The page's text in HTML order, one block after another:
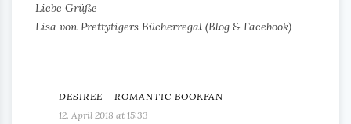
Liebe Grüße
Lisa von Prettytigers Bücherregal (Blog & Facebook)
DESIREE - ROMANTIC BOOKFAN
12. April 2018 at 15:33